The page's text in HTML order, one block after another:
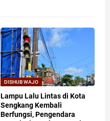
DISHUB WAJO
Lampu Lalu Lintas di Kota
Sengkang Kembali
Berfungsi, Pengendara